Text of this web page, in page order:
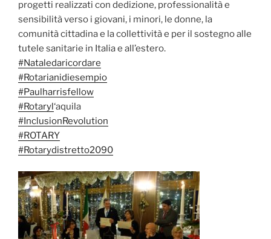
progetti realizzati con dedizione, professionalità e
sensibilità verso i giovani, i minori, le donne, la
comunità cittadina e la collettività e per il sostegno alle
tutele sanitarie in Italia e all’estero.
#Nataledaricordare
#Rotarianidiesempio
#Paulharrisfellow
#Rotaryl ‘aquila
# InclusionRevolution
#ROTARY
#Rotarydistretto2090